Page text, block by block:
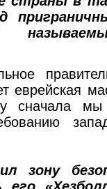
еврейская
сначала
зону